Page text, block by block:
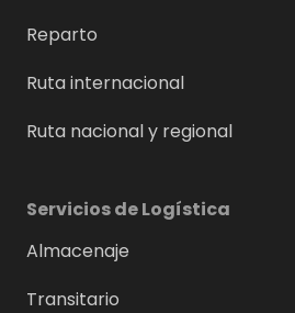
Reparto
Ruta internacional
Ruta nacional y regional
Servicios de Logística
Almacenaje
Transitario